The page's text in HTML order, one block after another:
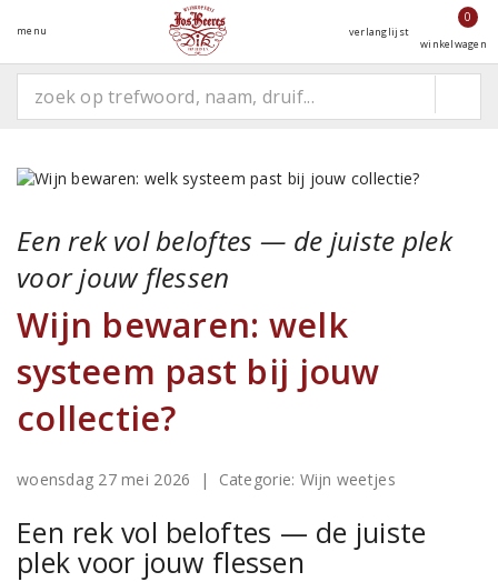
menu verlanglijst
0
winkelwagen
Een rek vol beloftes — de juiste plek
voor jouw flessen
Wijn bewaren: welk
systeem past bij jouw
collectie?
woensdag 27 mei 2026 | Categorie: Wijn weetjes
Een rek vol beloftes — de juiste
plek voor jouw flessen